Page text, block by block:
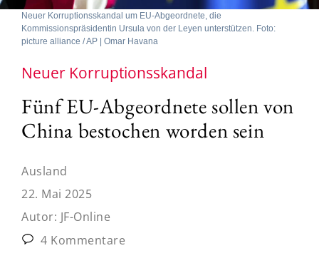
Neuer Korruptionsskandal um EU-Abgeordnete, die
Kommissionspräsidentin Ursula von der Leyen unterstützen. Foto:
picture alliance / AP | Omar Havana
Neuer Korruptionsskandal
Fünf EU-Abgeordnete sollen von
China bestochen worden sein
Ausland
22. Mai 2025
Autor: JF-Online
4 Kommentare